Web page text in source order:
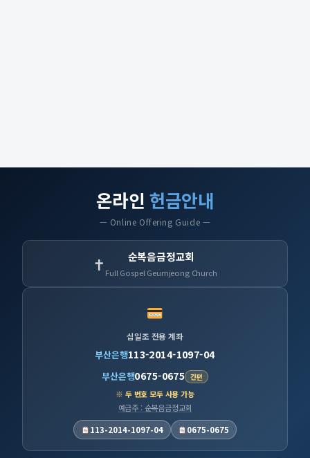
온라인 헌금안내
— Online Offering Guide —
✝ 순복음금정교회
Full Gospel Geumjeong Church
십일조 전용 계좌
부산은행113-2014-1097-04
부산은행0675-0675 간편
※ 두 번호 모두 사용 가능
예금주 : 순복음금정교회
113-2014-1097-04
0675-0675